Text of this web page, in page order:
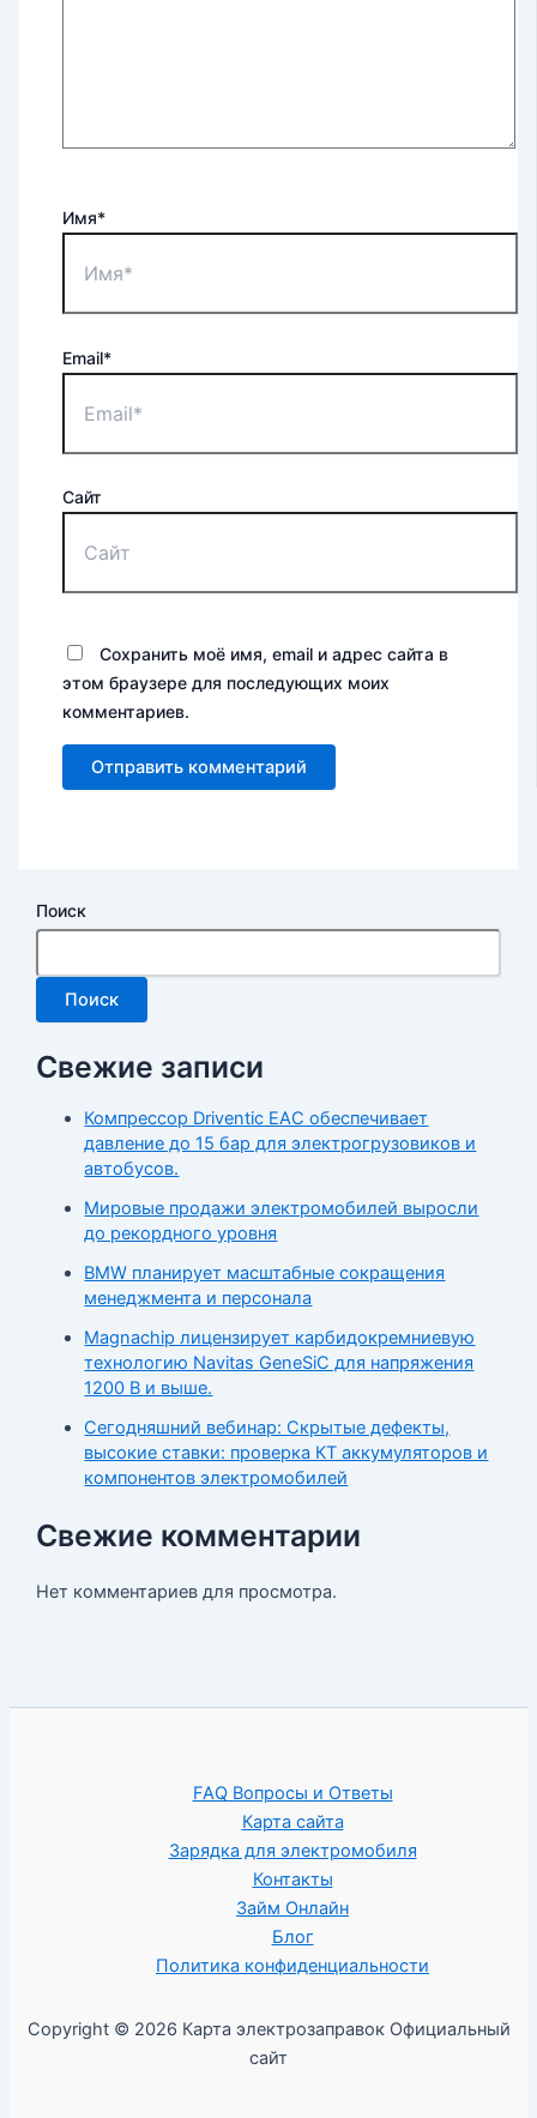
Имя*
Email*
Сайт
Сохранить моё имя, email и адрес сайта в
этом браузере для последующих моих
комментариев.
Поиск
Поиск
Свежие записи
Компрессор Driventic EAC обеспечивает
давление до 15 бар для электрогрузовиков и
автобусов.
Мировые продажи электромобилей выросли
до рекордного уровня
BMW планирует масштабные сокращения
менеджмента и персонала
Magnachip лицензирует карбидокремниевую
технологию Navitas GeneSiC для напряжения
1200 В и выше.
Сегодняшний вебинар: Скрытые дефекты,
высокие ставки: проверка КТ аккумуляторов и
компонентов электромобилей
Свежие комментарии
Нет комментариев для просмотра.
FAQ Вопросы и Ответы
Карта сайта
Зарядка для электромобиля
Контакты
Займ Онлайн
Блог
Политика конфиденциальности
Copyright © 2026 Карта электрозаправок Официальный
сайт